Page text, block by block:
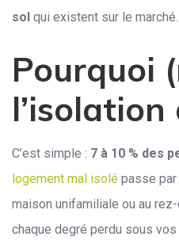
sol qui existent sur le marché.
Pourquoi
l’isolation
C’est simple : 7 à 10 % des
logement mal isolé passe
maison unifamiliale ou au
chaque degré perdu sous vos